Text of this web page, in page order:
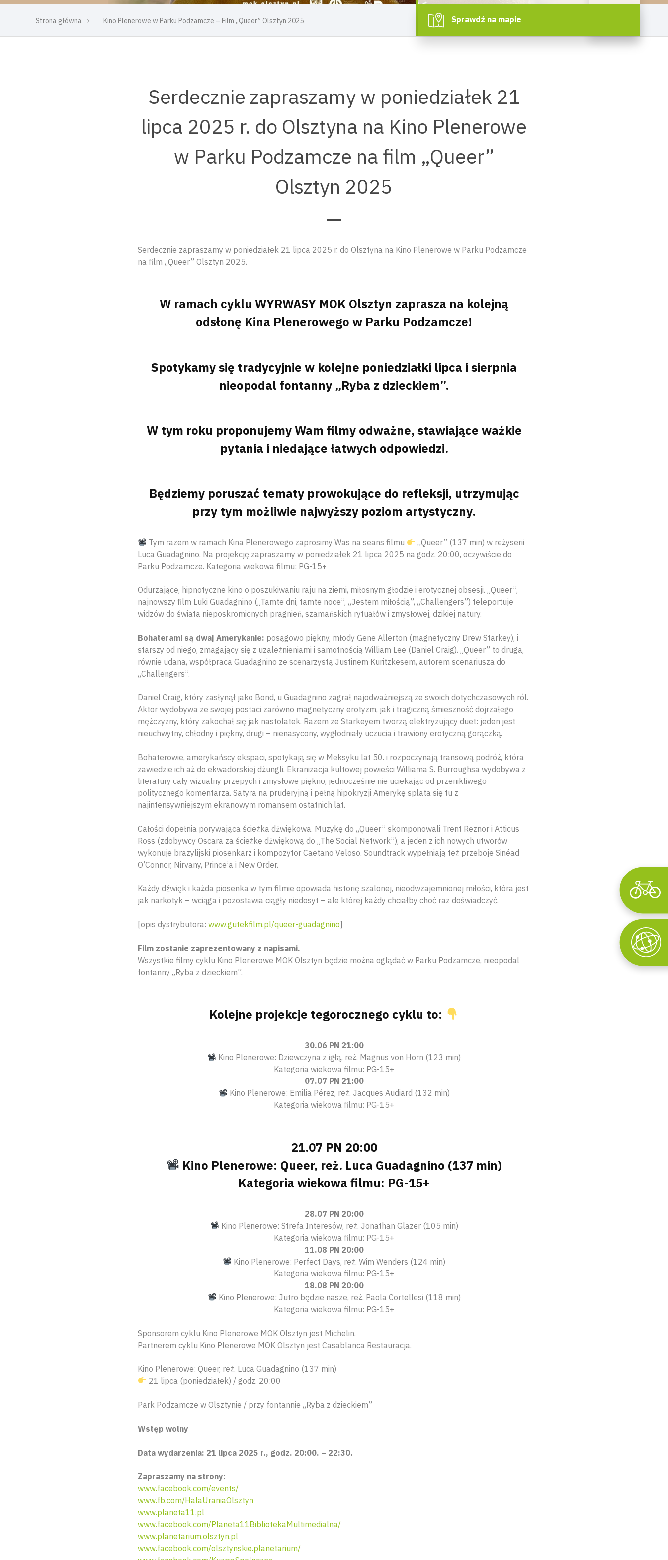
Strona główna Kino Plenerowe w Parku Podzamcze – Film „Queer” Olsztyn 2025 Sprawdź na mapie
Serdecznie zapraszamy w poniedziałek 21
lipca 2025 r. do Olsztyna na Kino Plenerowe
w Parku Podzamcze na film „Queer”
Olsztyn 2025
Serdecznie zapraszamy w poniedziałek 21 lipca 2025 r. do Olsztyna na Kino Plenerowe w Parku Podzamcze
na film „Queer” Olsztyn 2025.
W ramach cyklu WYRWASY MOK Olsztyn zaprasza na kolejną
odsłonę Kina Plenerowego w Parku Podzamcze!
Spotykamy się tradycyjnie w kolejne poniedziałki lipca i sierpnia
nieopodal fontanny „Ryba z dzieckiem”.
W tym roku proponujemy Wam filmy odważne, stawiające ważkie
pytania i niedające łatwych odpowiedzi.
Będziemy poruszać tematy prowokujące do refleksji, utrzymując
przy tym możliwie najwyższy poziom artystyczny.
Tym razem w ramach Kina Plenerowego zaprosimy Was na seans filmu
„Queer” (137 min) w reżyserii
Luca Guadagnino. Na projekcję zapraszamy w poniedziałek 21 lipca 2025 na godz. 20:00, oczywiście do
Parku Podzamcze. Kategoria wiekowa filmu: PG-15+
Odurzające, hipnotyczne kino o poszukiwaniu raju na ziemi, miłosnym głodzie i erotycznej obsesji. „Queer”,
najnowszy film Luki Guadagnino („Tamte dni, tamte noce”, „Jestem miłością”, „Challengers”) teleportuje
widzów do świata nieposkromionych pragnień, szamańskich rytuałów i zmysłowej, dzikiej natury.
Bohaterami są dwaj Amerykanie: posągowo piękny, młody Gene Allerton (magnetyczny Drew Starkey), i
starszy od niego, zmagający się z uzależnieniami i samotnością William Lee (Daniel Craig). „Queer” to druga,
równie udana, współpraca Guadagnino ze scenarzystą Justinem Kuritzkesem, autorem scenariusza do
„Challengers”.
Daniel Craig, który zasłynął jako Bond, u Guadagnino zagrał najodważniejszą ze swoich dotychczasowych ról.
Aktor wydobywa ze swojej postaci zarówno magnetyczny erotyzm, jak i tragiczną śmieszność dojrzałego
mężczyzny, który zakochał się jak nastolatek. Razem ze Starkeyem tworzą elektryzujący duet: jeden jest
nieuchwytny, chłodny i piękny, drugi – nienasycony, wygłodniały uczucia i trawiony erotyczną gorączką.
Bohaterowie, amerykańscy ekspaci, spotykają się w Meksyku lat 50. i rozpoczynają transową podróż, która
zawiedzie ich aż do ekwadorskiej dżungli. Ekranizacja kultowej powieści Williama S. Burroughsa wydobywa z
literatury cały wizualny przepych i zmysłowe piękno, jednocześnie nie uciekając od przenikliwego
politycznego komentarza. Satyra na pruderyjną i pełną hipokryzji Amerykę splata się tu z
najintensywniejszym ekranowym romansem ostatnich lat.
Całości dopełnia porywająca ścieżka dźwiękowa. Muzykę do „Queer” skomponowali Trent Reznor i Atticus
Ross (zdobywcy Oscara za ścieżkę dźwiękową do „The Social Network”), a jeden z ich nowych utworów
wykonuje brazylijski piosenkarz i kompozytor Caetano Veloso. Soundtrack wypełniają też przeboje Sinéad
O’Connor, Nirvany, Prince’a i New Order.
Każdy dźwięk i każda piosenka w tym filmie opowiada historię szalonej, nieodwzajemnionej miłości, która jest
jak narkotyk – wciąga i pozostawia ciągły niedosyt – ale której każdy chciałby choć raz doświadczyć.
[opis dystrybutora: www.gutekfilm.pl/queer-guadagnino]
Film zostanie zaprezentowany z napisami.
Wszystkie filmy cyklu Kino Plenerowe MOK Olsztyn będzie można oglądać w Parku Podzamcze, nieopodal
fontanny „Ryba z dzieckiem”.
Kolejne projekcje tegorocznego cyklu to:
30.06 PN 21:00
Kino Plenerowe: Dziewczyna z igłą, reż. Magnus von Horn (123 min)
Kategoria wiekowa filmu: PG-15+
07.07 PN 21:00
Kino Plenerowe: Emilia Pérez, reż. Jacques Audiard (132 min)
Kategoria wiekowa filmu: PG-15+
21.07 PN 20:00
Kino Plenerowe: Queer, reż. Luca Guadagnino (137 min)
Kategoria wiekowa filmu: PG-15+
28.07 PN 20:00
Kino Plenerowe: Strefa Interesów, reż. Jonathan Glazer (105 min)
Kategoria wiekowa filmu: PG-15+
11.08 PN 20:00
Kino Plenerowe: Perfect Days, reż. Wim Wenders (124 min)
Kategoria wiekowa filmu: PG-15+
18.08 PN 20:00
Kino Plenerowe: Jutro będzie nasze, reż. Paola Cortellesi (118 min)
Kategoria wiekowa filmu: PG-15+
Sponsorem cyklu Kino Plenerowe MOK Olsztyn jest Michelin.
Partnerem cyklu Kino Plenerowe MOK Olsztyn jest Casablanca Restauracja.
Kino Plenerowe: Queer, reż. Luca Guadagnino (137 min)
21 lipca (poniedziałek) / godz. 20:00
Park Podzamcze w Olsztynie / przy fontannie „Ryba z dzieckiem”
Wstęp wolny
Data wydarzenia: 21 lipca 2025 r., godz. 20:00. – 22:30.
Zapraszamy na strony:
www.facebook.com/events/
www.fb.com/HalaUraniaOlsztyn
www.planeta11.pl
www.facebook.com/Planeta11BibliotekaMultimedialna/
www.planetarium.olsztyn.pl
www.facebook.com/olsztynskie.planetarium/
Wyszukaj